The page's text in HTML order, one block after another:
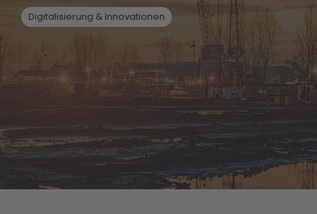
Digitalisierung & Innovationen